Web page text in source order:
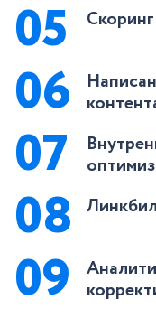
05
06
07
08
09